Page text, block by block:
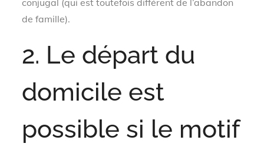
de famille).
2. Le départ du
domicile est
possible si le motif